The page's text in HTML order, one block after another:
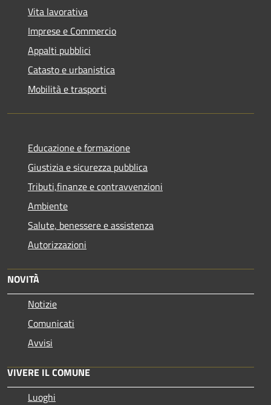
Vita lavorativa
Imprese e Commercio
Appalti pubblici
Catasto e urbanistica
Mobilità e trasporti
Educazione e formazione
Giustizia e sicurezza pubblica
Tributi,finanze e contravvenzioni
Ambiente
Salute, benessere e assistenza
Autorizzazioni
NOVITÀ
Notizie
Comunicati
Avvisi
VIVERE IL COMUNE
Luoghi